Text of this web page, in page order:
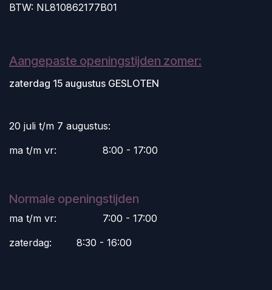
BTW: NL810862177B01
Aangepaste openingstijden zomer:
zaterdag 15 augustus GESLOTEN
20 juli t/m 7 augustus:
ma t/m vr:
​8:00 - 17:00
Normale openingstijden
ma t/m vr:
​7:00 - 17:00
zaterdag:
​8:30 - 16:00